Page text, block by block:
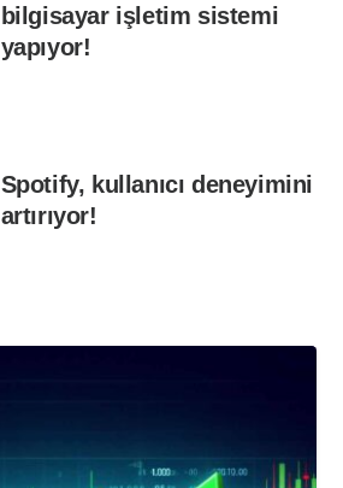
bilgisayar işletim sistemi
yapıyor!
Spotify, kullanıcı deneyimini
artırıyor!